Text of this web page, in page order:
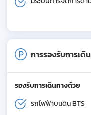
การรองรับการเดิ
รองรับการเดินทางด้วย
รถไฟฟ้าบนดิน BTS